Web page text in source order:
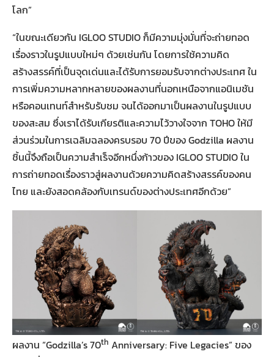
โลก”
“ในขณะเดียวกัน IGLOO STUDIO ก็มีความมุ่งมั่นที่จะถ่ายทอด
เรื่องราวในรูปแบบใหม่ๆ ด้วยเช่นกัน โดยการใช้ความคิด
สร้างสรรค์ที่เป็นจุดเด่นและได้รับการยอมรับจากต่างประเทศ ใน
การเพิ่มความหลากหลายของผลงานที่นอกเหนือจากแอนิเมชัน
หรือคอนเทนท์สำหรับรับชม จนได้ออกมาเป็นผลงานในรูปแบบ
ของสะสม ซึ่งเราได้รับเกียรติและความไว้วางใจจาก TOHO ให้มี
ส่วนร่วมในการเฉลิมฉลองครบรอบ 70 ปีของ Godzilla ผลงาน
ชิ้นนี้จึงถือเป็นความสำเร็จอีกหนึ่งก้าวของ IGLOO STUDIO ใน
การถ่ายทอดเรื่องราวสู่ผลงานด้วยความคิดสร้างสรรค์ของคน
ไทย และยังสอดคล้องกับเทรนด์ของต่างประเทศอีกด้วย”
ผลงาน “Godzilla’s 70th Anniversary: Five Legacies” ของ